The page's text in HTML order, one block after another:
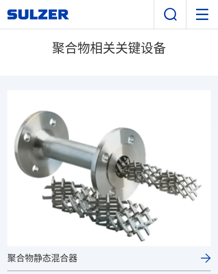
聚合物相关关键设备
聚合物静态混合器